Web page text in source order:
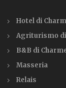
Hotel di
Agriturismo
B&B di
Masseria
Relais